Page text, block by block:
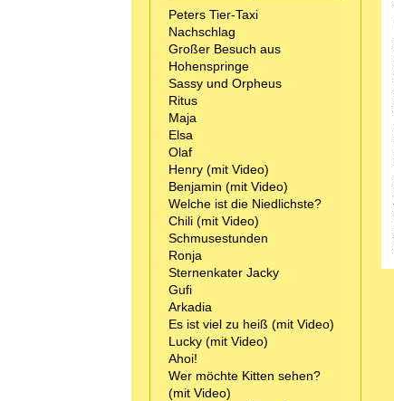
Peters Tier-Taxi
Nachschlag
Großer Besuch aus
Hohenspringe
Sassy und Orpheus
Ritus
Maja
Elsa
Olaf
Henry (mit Video)
Benjamin (mit Video)
Welche ist die Niedlichste?
Chili (mit Video)
Schmusestunden
Ronja
Sternenkater Jacky
Gufi
Arkadia
Es ist viel zu heiß (mit Video)
Lucky (mit Video)
Ahoi!
Wer möchte Kitten sehen?
(mit Video)